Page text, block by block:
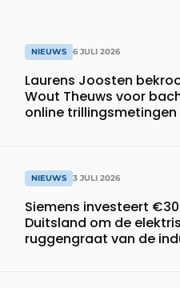
NIEUWS 6 JULI 2026
Laurens Joosten
Wout Theuws voor
online trillingsmetingen
NIEUWS 3 JULI 2026
Siemens investeert
Duitsland om de
ruggengraat van de